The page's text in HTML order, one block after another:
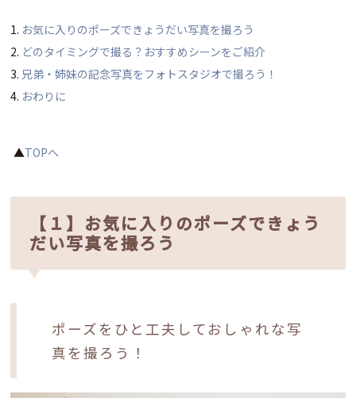
お気に入りのポーズできょうだい写真を撮ろう
どのタイミングで撮る？おすすめシーンをご紹介
兄弟・姉妹の記念写真をフォトスタジオで撮ろう！
おわりに
▲TOPへ
【１】お気に入りのポーズできょう
だい写真を撮ろう
ポーズをひと工夫しておしゃれな写
真を撮ろう！